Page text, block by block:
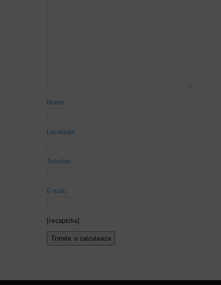
Nume:
Localitate:
Telefon:
E-mail:
[recaptcha]